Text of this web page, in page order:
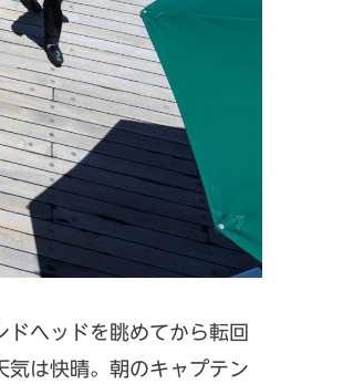
ヘッドを眺めてから転回
気は快晴。朝のキャプテン